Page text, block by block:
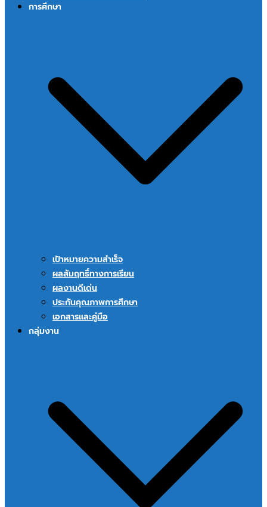
การศึกษา
เป้าหมายความสำเร็จ
ผลสัมฤทธิ์ทางการเรียน
ผลงานดีเด่น
ประกันคุณภาพการศึกษา
เอกสารและคู่มือ
กลุ่มงาน